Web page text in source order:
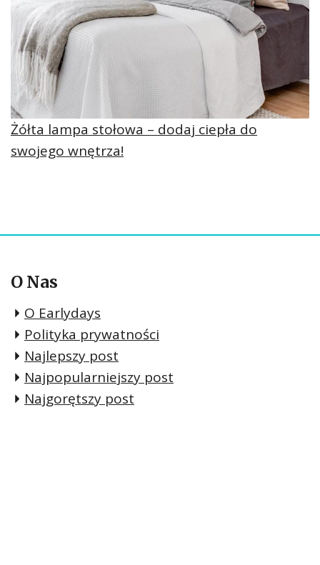
Żółta lampa stołowa – dodaj ciepła do
swojego wnętrza!
O Nas
O Earlydays
Polityka prywatności
Najlepszy post
Najpopularniejszy post
Najgorętszy post